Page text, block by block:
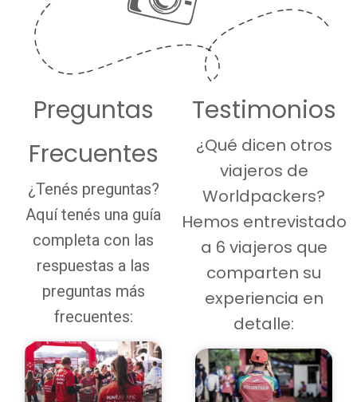
Preguntas
Frecuentes
¿Tenés preguntas?
Aquí tenés una guía
completa con las
respuestas a las
preguntas más
frecuentes:
Testimonios​
¿Qué dicen otros
viajeros de
Worldpackers?
Hemos entrevistado
a 6 viajeros que
comparten su
experiencia en
detalle: